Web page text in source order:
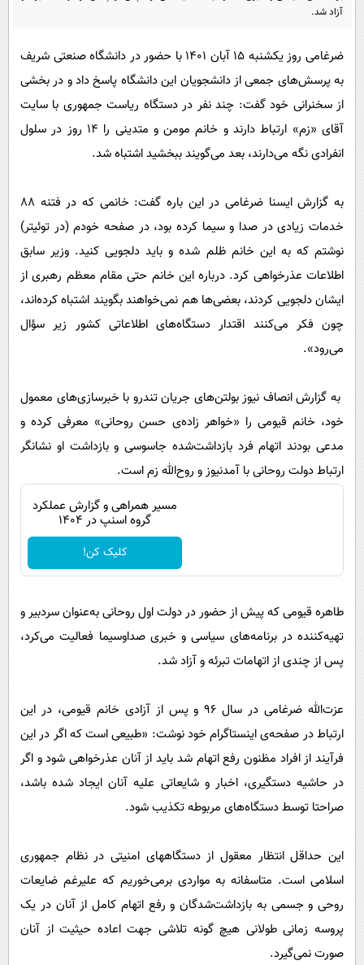
محیط زیست
سلامت
اجتماعی
حیات وحش
سیاست خارجی
پیامک
آشپزی
آزاد شد.
ضرغامی روز یکشنبه ۱۵ آبان ۱۴۰۱ با حضور در دانشگاه صنعتی شریف
به پرسش‌های جمعی از دانشجویان این دانشگاه پاسخ داد و در بخشی
از سخنرانی خود گفت: چند نفر در دستگاه ریاست جمهوری با سایت
آقای «زم» ارتباط دارند و خانم مومن و متدینی را ۱۴ روز در سلول
انفرادی نگه می‌دارند، بعد می‌گویند ببخشید اشتباه شد.
به گزارش ایسنا ضرغامی در این باره گفت: خانمی که در فتنه ۸۸
خدمات زیادی در صدا و سیما کرده بود، در صفحه خودم (در توئیتر)
نوشتم که به این خانم ظلم شده و باید دلجویی کنید. وزیر سابق
اطلاعات عذرخواهی کرد. درباره این خانم حتی مقام معظم رهبری از
ایشان دلجویی کردند، بعضی‌ها هم نمی‌خواهند بگویند اشتباه کرده‌اند،
چون فکر می‌کنند اقتدار دستگاه‌های اطلاعاتی کشور زیر سؤال
می‌رود».
به گزارش انصاف نیوز بولتن‌های جریان تندرو با خبرسازی‌های معمول
خود، خانم قیومی را «خواهر زاده‌ی حسن روحانی» معرفی کرده و
مدعی بودند اتهام فرد بازداشت‌شده جاسوسی و بازداشت او نشانگر
ارتباط دولت روحانی با آمدنیوز و روح‌الله زم است.
مسیر همراهی و گزارش عملکرد
گروه اسنپ در ۱۴۰۴
کلیک کن!
طاهره قیومی که پیش از حضور در دولت اول روحانی به‌عنوان سردبیر و
تهیه‌کننده در برنامه‌های سیاسی و خبری صداوسیما فعالیت می‌کرد،
پس از چندی از اتهامات تبرئه و آزاد شد.
عزت‌الله ضرغامی در سال ۹۶ و پس از آزادی خانم قیومی، در این
ارتباط در صفحه‌ی اینستاگرام خود نوشت: «طبیعی است که اگر در این
فرآیند از افراد مظنون رفع اتهام شد باید از آنان عذرخواهی شود و اگر
در حاشیه دستگیری، اخبار و شایعاتی علیه آنان ایجاد شده باشد،
صراحتا توسط دستگاه‌های مربوطه تکذیب شود.
این حداقل انتظار معقول از دستگاههای امنیتی در نظام جمهوری
اسلامی است. متاسفانه به مواردی برمی‌خوریم که علیرغم ضایعات
روحی و جسمی به بازداشت‌شدگان و رفع اتهام کامل از آنان در یک
پروسه زمانی طولانی هیچ گونه تلاشی جهت اعاده حیثیت از آنان
صورت نمی‌گیرد.